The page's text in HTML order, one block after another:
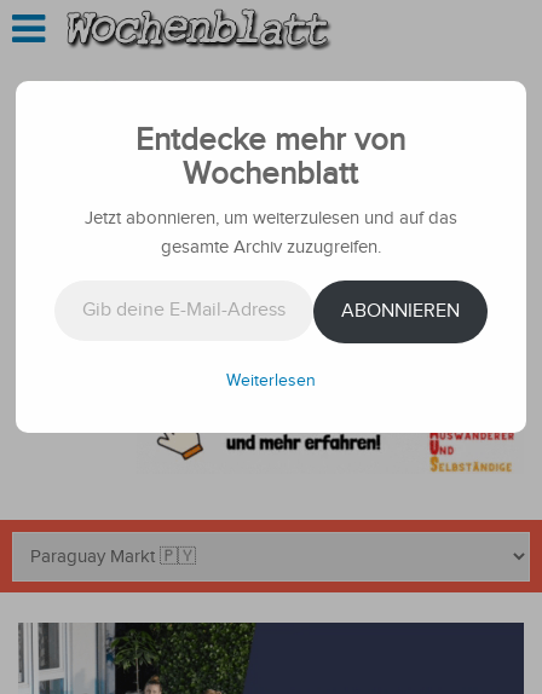
Entdecke mehr von
Wochenblatt
Jetzt abonnieren, um weiterzulesen und auf das
gesamte Archiv zuzugreifen.
ABONNIEREN
Weiterlesen